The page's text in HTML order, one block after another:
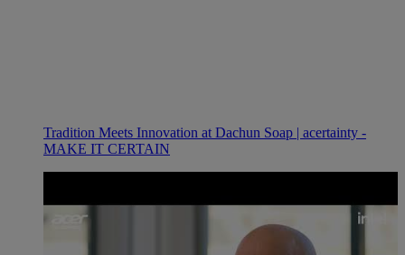
Tradition Meets Innovation at Dachun Soap | acertainty -
MAKE IT CERTAIN